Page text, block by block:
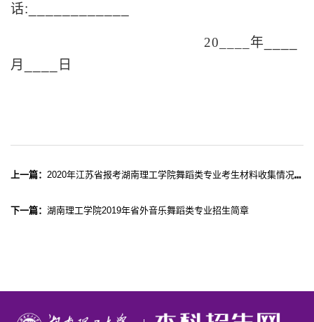
话:____________
20____ 年
月
日
上一篇： 2020年江苏省报考湖南理工学院舞蹈类专业考生材料收集情况统计（统计于2020年04月13日上午9:30）
下一篇： 湖南理工学院2019年省外音乐舞蹈类专业招生简章